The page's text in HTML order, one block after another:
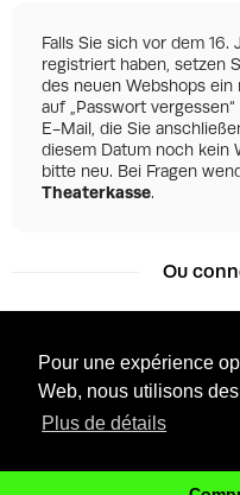
Pour une expérience
Web, nous utilisons
Plus de détails
Falls Sie sich vor dem
registriert haben, setzen
des neuen Webshops ein
auf „Passwort
E-Mail, die Sie
diesem Datum noch kein
bitte neu. Bei Fragen
Theaterkasse.
Ou
Facebook
Tixly